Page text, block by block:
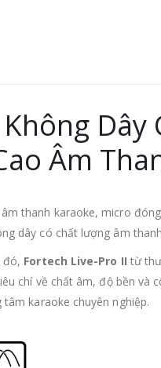
Dây
Âm
thanh karaoke, micro
dây có chất lượng âm
đó, Fortech Live-Pro II từ
chí về chất âm, độ bền và
karaoke chuyên nghiệp.